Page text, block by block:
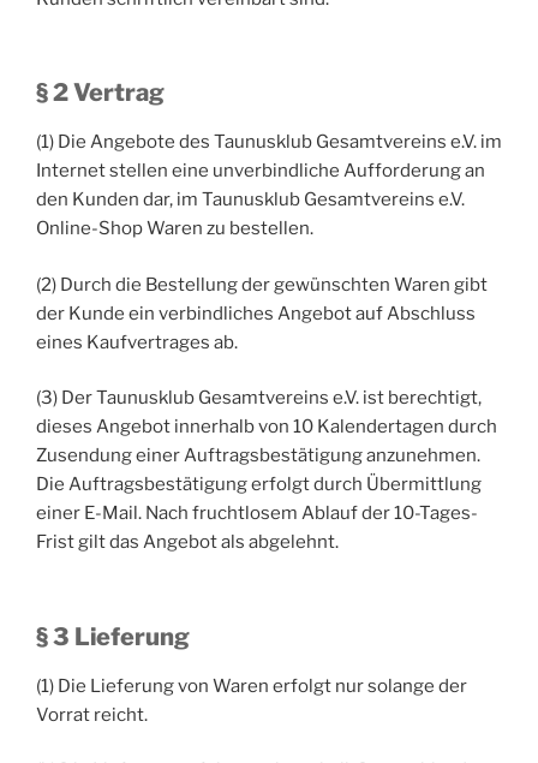
§ 2 Vertrag
(1) Die Angebote des Taunusklub Gesamtvereins e.V. im
Internet stellen eine unverbindliche Aufforderung an
den Kunden dar, im Taunusklub Gesamtvereins e.V.
Online-Shop Waren zu bestellen.
(2) Durch die Bestellung der gewünschten Waren gibt
der Kunde ein verbindliches Angebot auf Abschluss
eines Kaufvertrages ab.
(3) Der Taunusklub Gesamtvereins e.V. ist berechtigt,
dieses Angebot innerhalb von 10 Kalendertagen durch
Zusendung einer Auftragsbestätigung anzunehmen.
Die Auftragsbestätigung erfolgt durch Übermittlung
einer E-Mail. Nach fruchtlosem Ablauf der 10-Tages-
Frist gilt das Angebot als abgelehnt.
§ 3 Lieferung
(1) Die Lieferung von Waren erfolgt nur solange der
Vorrat reicht.